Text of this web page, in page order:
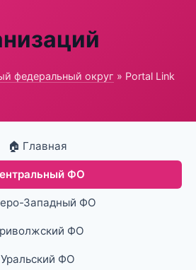
федеральный округ » Portal Link
🏠 Главная
ФО
Западный ФО
ФО
Уральский ФО